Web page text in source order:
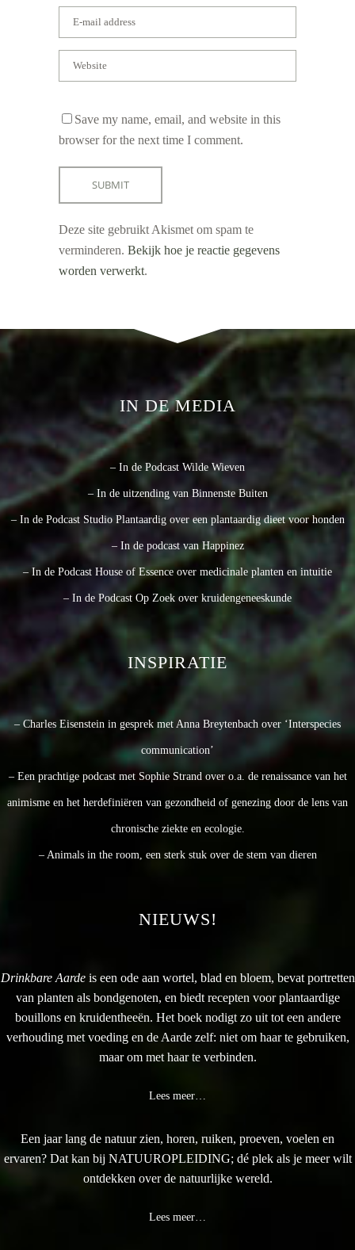
Save my name, email, and website in this
browser for the next time I comment.
Deze site gebruikt Akismet om spam te
verminderen. Bekijk hoe je reactie gegevens
worden verwerkt.
IN DE MEDIA
– In de Podcast Wilde Wieven
– In de uitzending van Binnenste Buiten
– In de Podcast Studio Plantaardig over een plantaardig dieet voor honden
– In de podcast van Happinez
– In de Podcast House of Essence over medicinale planten en intuitie
– In de Podcast Op Zoek over kruidengeneeskunde
INSPIRATIE
– Charles Eisenstein in gesprek met Anna Breytenbach over ‘Interspecies
communication’
– Een prachtige podcast met Sophie Strand over o.a. de renaissance van het
animisme en het herdefiniëren van gezondheid of genezing door de lens van
chronische ziekte en ecologie.
– Animals in the room, een sterk stuk over de stem van dieren
NIEUWS!
Drinkbare Aarde is een ode aan wortel, blad en bloem, bevat portretten
van planten als bondgenoten, en biedt recepten voor plantaardige
bouillons en kruidentheeën. Het boek nodigt zo uit tot een andere
verhouding met voeding en de Aarde zelf: niet om haar te gebruiken,
maar om met haar te verbinden.
Lees meer…
Een jaar lang de natuur zien, horen, ruiken, proeven, voelen en
ervaren? Dat kan bij NATUUROPLEIDING; dé plek als je meer wilt
ontdekken over de natuurlijke wereld.
Lees meer…